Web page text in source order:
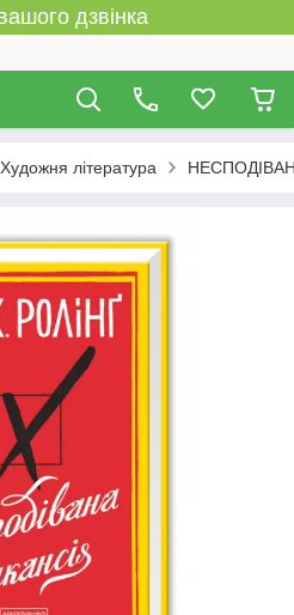
дзвінка
Художня література